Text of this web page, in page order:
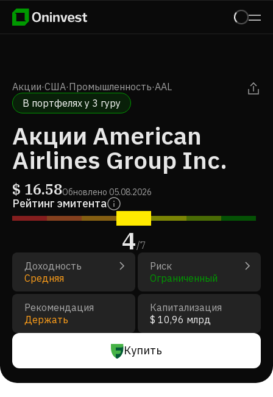
Акции·США·Промышленность·AAL
В портфелях у 3 гуру
Акции American
Airlines Group Inc.
$ 16.58Обновлено 05.08.2026
Рейтинг эмитента
4/7
Доходность
Средняя
Риск
Ограниченный
Рекомендация
Держать
Капитализация
$ 10,96 млрд
Купить